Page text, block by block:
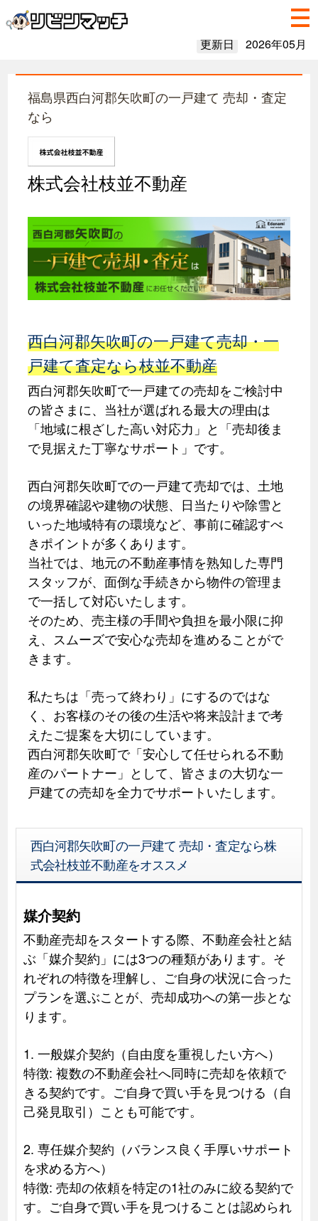
更新日 2026年05月
福島県西白河郡矢吹町の一戸建て 売却・査定
なら
株式会社枝並不動産
西白河郡矢吹町の一戸建て売却・一
戸建て査定なら枝並不動産
西白河郡矢吹町で一戸建ての売却をご検討中
の皆さまに、当社が選ばれる最大の理由は
「地域に根ざした高い対応力」と「売却後ま
で見据えた丁寧なサポート」です。
西白河郡矢吹町での一戸建て売却では、土地
の境界確認や建物の状態、日当たりや除雪と
いった地域特有の環境など、事前に確認すべ
きポイントが多くあります。
当社では、地元の不動産事情を熟知した専門
スタッフが、面倒な手続きから物件の管理ま
で一括して対応いたします。
そのため、売主様の手間や負担を最小限に抑
え、スムーズで安心な売却を進めることがで
きます。
私たちは「売って終わり」にするのではな
く、お客様のその後の生活や将来設計まで考
えたご提案を大切にしています。
西白河郡矢吹町で「安心して任せられる不動
産のパートナー」として、皆さまの大切な一
戸建ての売却を全力でサポートいたします。
西白河郡矢吹町の一戸建て 売却・査定なら株
式会社枝並不動産をオススメ
媒介契約
不動産売却をスタートする際、不動産会社と結
ぶ「媒介契約」には3つの種類があります。そ
れぞれの特徴を理解し、ご自身の状況に合った
プランを選ぶことが、売却成功への第一歩とな
ります。
1. 一般媒介契約（自由度を重視したい方へ）
特徴: 複数の不動産会社へ同時に売却を依頼で
きる契約です。ご自身で買い手を見つける（自
己発見取引）ことも可能です。
2. 専任媒介契約（バランス良く手厚いサポート
を求める方へ）
特徴: 売却の依頼を特定の1社のみに絞る契約で
す。ご自身で買い手を見つけることは認められ